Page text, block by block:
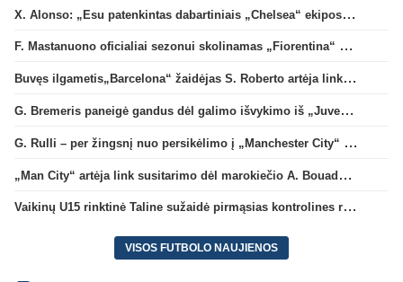
X. Alonso: „Esu patenkintas dabartiniais „Chelsea“ ekipos vartininkais“
F. Mastanuono oficialiai sezonui skolinamas „Fiorentina“ ekipai
Buvęs ilgametis„Barcelona“ žaidėjas S. Roberto artėja link persikėlimo į MLS
G. Bremeris paneigė gandus dėl galimo išvykimo iš „Juventus“ klubo
G. Rulli – per žingsnį nuo persikėlimo į „Manchester City“ klubą
„Man City“ artėja link susitarimo dėl marokiečio A. Bouaddi persikėlimo
Vaikinų U15 rinktinė Taline sužaidė pirmąsias kontrolines rungtynes
VISOS FUTBOLO NAUJIENOS